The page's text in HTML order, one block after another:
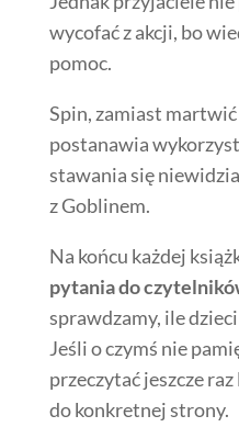
wycofać z akcji, bo
pomoc.
Spin, zamiast martwić
postanawia
stawania się
z Goblinem.
Na końcu każdej
pytania do
sprawdzamy, ile
Jeśli o czymś nie
przeczytać jeszcze
do konkretnej strony.